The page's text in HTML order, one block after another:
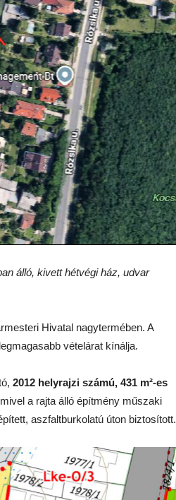
álló, kivett hétvégi ház, udvar
Hivatal nagytermében. A
vételárat kínálja.
2012 helyrajzi számú, 431 m²-es
a rajta álló építmény műszaki
aszfaltburkolatú úton biztosított.